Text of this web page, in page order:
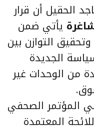
الحقيل أن قرار
يأتي ضمن
التوازن بين
الجديدة
من الوحدات غير
المؤتمر الصحفي
المعتمدة